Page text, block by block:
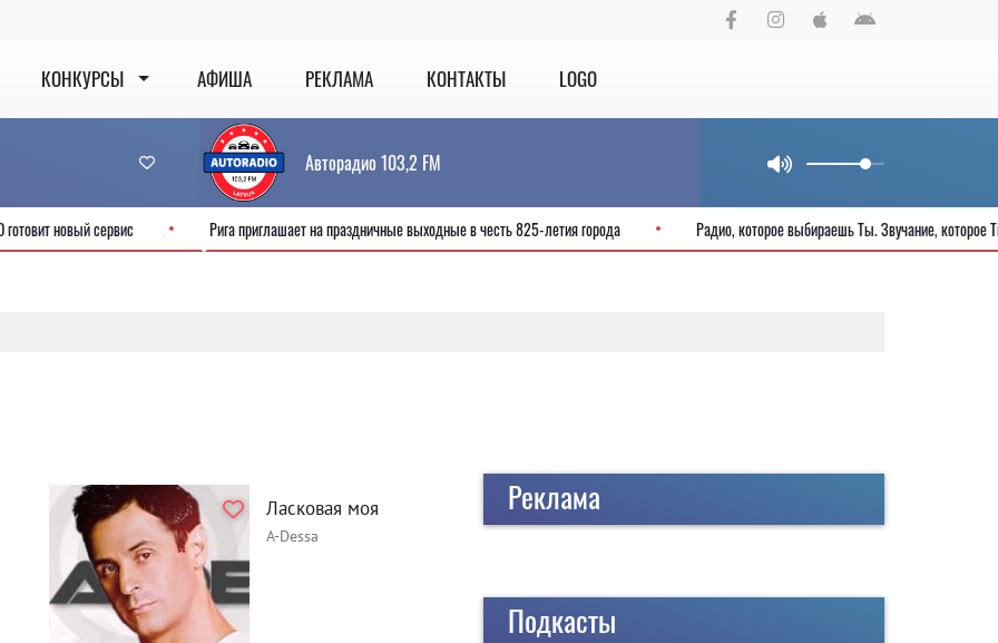
КОНКУРСЫ АФИША РЕКЛАМА КОНТАКТЫ LOGO
Авторадио 103,2 FM
CSDD готовит новый сервис Рига приглашает на праздничные выходные в честь 825-летия города Радио, которое выбираешь Ты. Звучание,
Ласковая моя
A-Dessa
Реклама
Подкасты